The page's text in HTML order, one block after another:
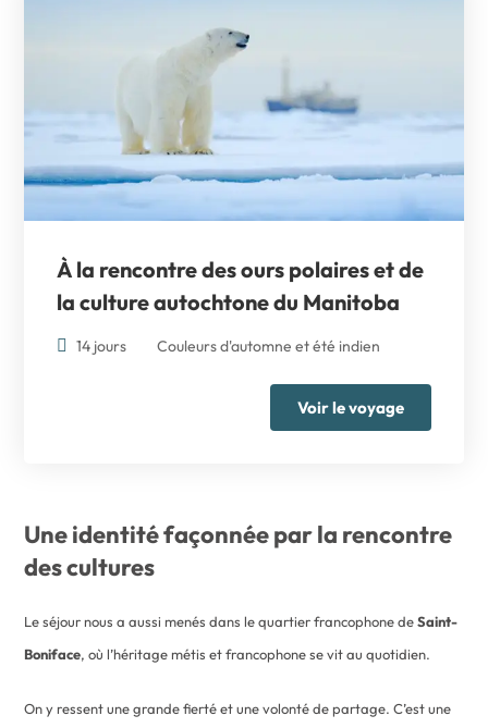
À la rencontre des ours polaires et de
la culture autochtone du Manitoba
14 jours Couleurs d'automne et été indien
Voir le voyage
Une identité façonnée par la rencontre
des cultures
Le séjour nous a aussi menés dans le quartier francophone deSaint-
Boniface, où l’héritage métis et francophone se vit au quotidien.
On y ressent une grande fierté et une volonté de partage. C’est une